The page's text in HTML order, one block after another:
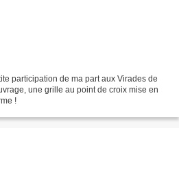
participation de ma part aux Virades de
une grille au point de croix mise en
!